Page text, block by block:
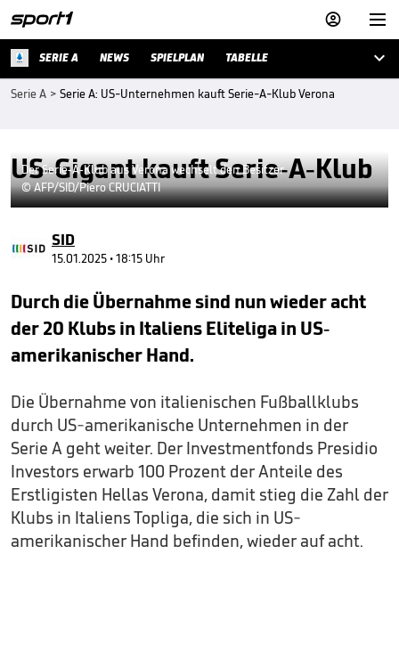


SERIE A NEWS SPIELPLAN TABELLE 
Serie A > Serie A: US-Unternehmen kauft Serie-A-Klub Verona
US-Gigant kauft Serie-A-Klub
Der Serie-A-Klub aus Verona wechselt den Besitzer
© AFP/SID/Piero CRUCIATTI
SID
15.01.2025 • 18:15 Uhr
Durch die Übernahme sind nun wieder acht
der 20 Klubs in Italiens Eliteliga in US-
amerikanischer Hand.
Die Übernahme von italienischen Fußballklubs
durch US-amerikanische Unternehmen in der
Serie A geht weiter. Der Investmentfonds Presidio
Investors erwarb 100 Prozent der Anteile des
Erstligisten Hellas Verona, damit stieg die Zahl der
Klubs in Italiens Topliga, die sich in US-
amerikanischer Hand befinden, wieder auf acht.